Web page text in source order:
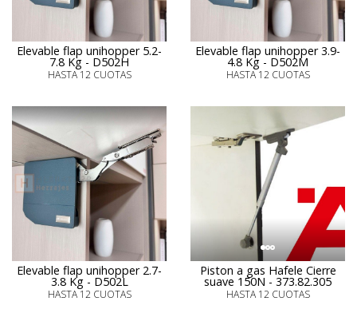
Elevable flap unihopper 5.2-
7.8 Kg - D502H
HASTA 12 CUOTAS
Elevable flap unihopper 3.9-
4.8 Kg - D502M
HASTA 12 CUOTAS
Elevable flap unihopper 2.7-
3.8 Kg - D502L
HASTA 12 CUOTAS
Piston a gas Hafele Cierre
suave 150N - 373.82.305
HASTA 12 CUOTAS